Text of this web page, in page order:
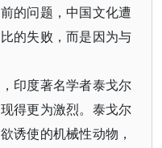
的问题，中国文化遭
的失败，而是因为与
印度著名学者泰戈尔
得更为激烈。泰戈尔
诱使的机械性动物，